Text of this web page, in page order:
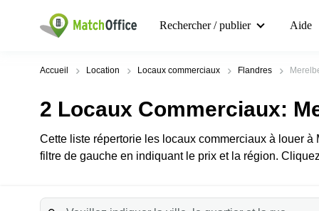
Rechercher / publier Aide
Accueil Location Locaux commerciaux Flandres
2 Locaux Commerciaux:
Cette liste répertorie les locaux commerciaux à louer
filtre de gauche en indiquant le prix et la région.